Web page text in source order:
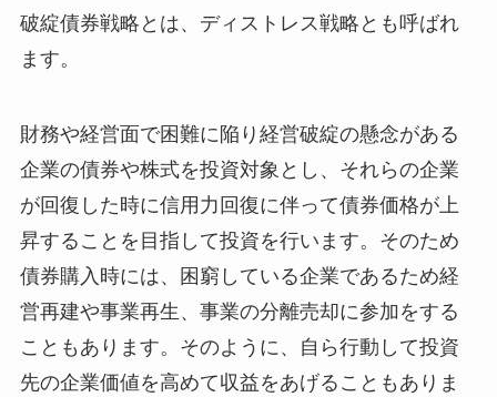
破綻債券戦略とは、ディストレス戦略とも呼ばれ
ます。
財務や経営面で困難に陥り経営破綻の懸念がある
企業の債券や株式を投資対象とし、それらの企業
が回復した時に信用力回復に伴って債券価格が上
昇することを目指して投資を行います。そのため
債券購入時には、困窮している企業であるため経
営再建や事業再生、事業の分離売却に参加をする
こともあります。そのように、自ら行動して投資
先の企業価値を高めて収益をあげることもありま